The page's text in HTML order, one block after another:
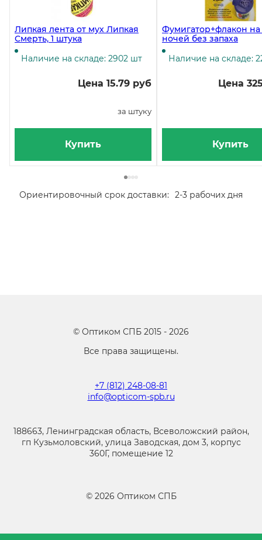
Липкая лента от мух Липкая
Смерть, 1 штука
Наличие на складе: 2902 шт
Цена 15.79 руб
за штуку
Купить
Фумигатор+флакон на
ночей без запаха
Наличие на складе:
Цена
Купить
Ориентировочный срок доставки: 2-3 рабочих дня
© Оптиком СПБ 2015 - 2026
Все права защищены.
+7 (812) 248-08-81
info@opticom-spb.ru
188663, Ленинградская область, Всеволожский район,
гп Кузьмоловский, улица Заводская, дом 3, корпус
360Г, помещение 12
© 2026 Оптиком СПБ